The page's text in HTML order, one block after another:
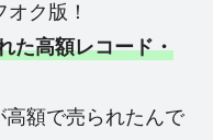
ク版！
た高額レコード・
額で売られたんで